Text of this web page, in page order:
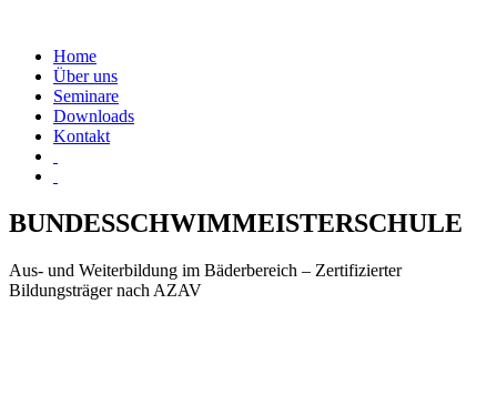
Home
Über uns
Seminare
Downloads
Kontakt
BUNDESSCHWIMMEISTERSCHULE
Aus- und Weiterbildung im Bäderbereich – Zertifizierter
Bildungsträger nach AZAV